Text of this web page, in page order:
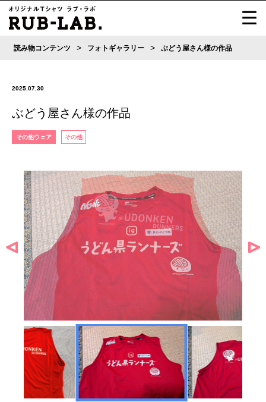
読み物コンテンツ > フォトギャラリー > ぶどう屋さん様の作品
2025.07.30
ぶどう屋さん様の作品
その他ウェア その他